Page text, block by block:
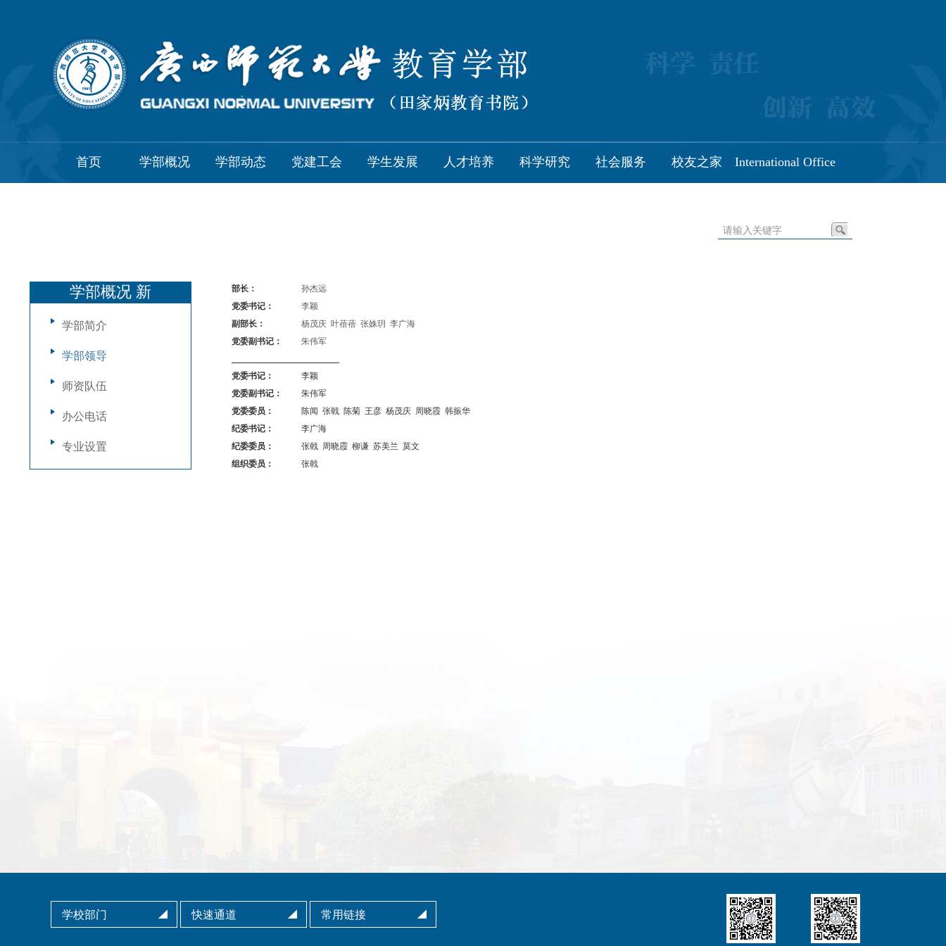
首页 学部概况 学部动态 党建工会 学生发展 人才培养 科学研究 社会服务 校友之家 International Office
学部概况 新
学部简介
学部领导
师资队伍
办公电话
专业设置
部长：
孙杰远
党委书记：
李颖
副部长：
杨茂庆 叶蓓蓓 张姝玥 李广海
党委副书记：
朱伟军
党委书记：
李颖
党委副书记：
朱伟军
党委委员：
陈闻 张戟 陈菊 王彦 杨茂庆 周晓霞 韩振华
纪委书记：
李广海
纪委委员：
张戟 周晓霞 柳谦 苏美兰 莫文
组织委员：
张戟